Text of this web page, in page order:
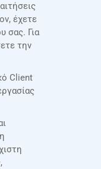
έχετε
σας. Για
την
Client